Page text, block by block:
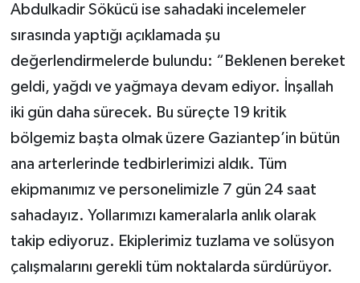
Abdulkadir Sökücü ise sahadaki incelemeler
sırasında yaptığı açıklamada şu
değerlendirmelerde bulundu: “Beklenen bereket
geldi, yağdı ve yağmaya devam ediyor. İnşallah
iki gün daha sürecek. Bu süreçte 19 kritik
bölgemiz başta olmak üzere Gaziantep’in bütün
ana arterlerinde tedbirlerimizi aldık. Tüm
ekipmanımız ve personelimizle 7 gün 24 saat
sahadayız. Yollarımızı kameralarla anlık olarak
takip ediyoruz. Ekiplerimiz tuzlama ve solüsyon
çalışmalarını gerekli tüm noktalarda sürdürüyor.